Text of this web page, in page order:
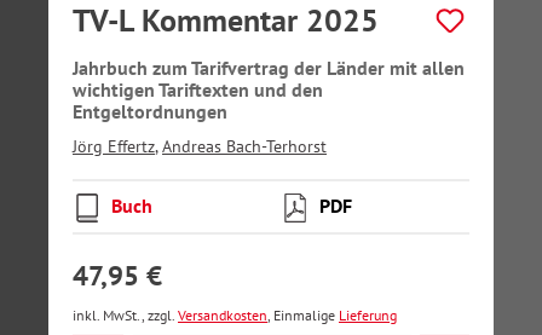
TV-L Kommentar 2025
Jahrbuch zum Tarifvertrag der Länder mit allen
wichtigen Tariftexten und den
Entgeltordnungen
Jörg Effertz,Andreas Bach-Terhorst
Buch PDF
47,95 €
inkl. MwSt., zzgl. Versandkosten, Einmalige Lieferung